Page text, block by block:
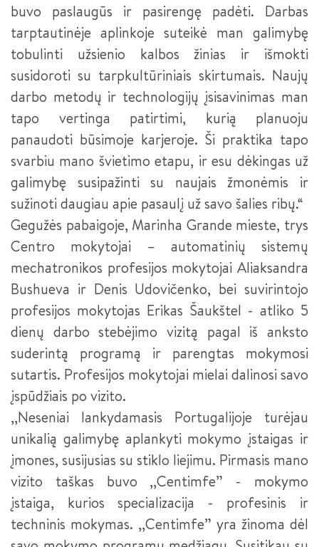
buvo paslaugūs ir pasirengę padėti. Darbas
tarptautinėje aplinkoje suteikė man galimybę
tobulinti užsienio kalbos žinias ir išmokti
susidoroti su tarpkultūriniais skirtumais. Naujų
darbo metodų ir technologijų įsisavinimas man
tapo vertinga patirtimi, kurią planuoju
panaudoti būsimoje karjeroje. Ši praktika tapo
svarbiu mano švietimo etapu, ir esu dėkingas už
galimybę susipažinti su naujais žmonėmis ir
sužinoti daugiau apie pasaulį už savo šalies ribų.“
Gegužės pabaigoje, Marinha Grande mieste, trys
Centro mokytojai – automatinių sistemų
mechatronikos profesijos mokytojai Aliaksandra
Bushueva ir Denis Udovičenko, bei suvirintojo
profesijos mokytojas Erikas Šaukštel - atliko 5
dienų darbo stebėjimo vizitą pagal iš anksto
suderintą programą ir parengtas mokymosi
sutartis. Profesijos mokytojai mielai dalinosi savo
įspūdžiais po vizito.
,,Neseniai lankydamasis Portugalijoje turėjau
unikalią galimybę aplankyti mokymo įstaigas ir
įmones, susijusias su stiklo liejimu. Pirmasis mano
vizito taškas buvo ,,Centimfe” - mokymo
įstaiga, kurios specializacija - profesinis ir
techninis mokymas. ,,Centimfe” yra žinoma dėl